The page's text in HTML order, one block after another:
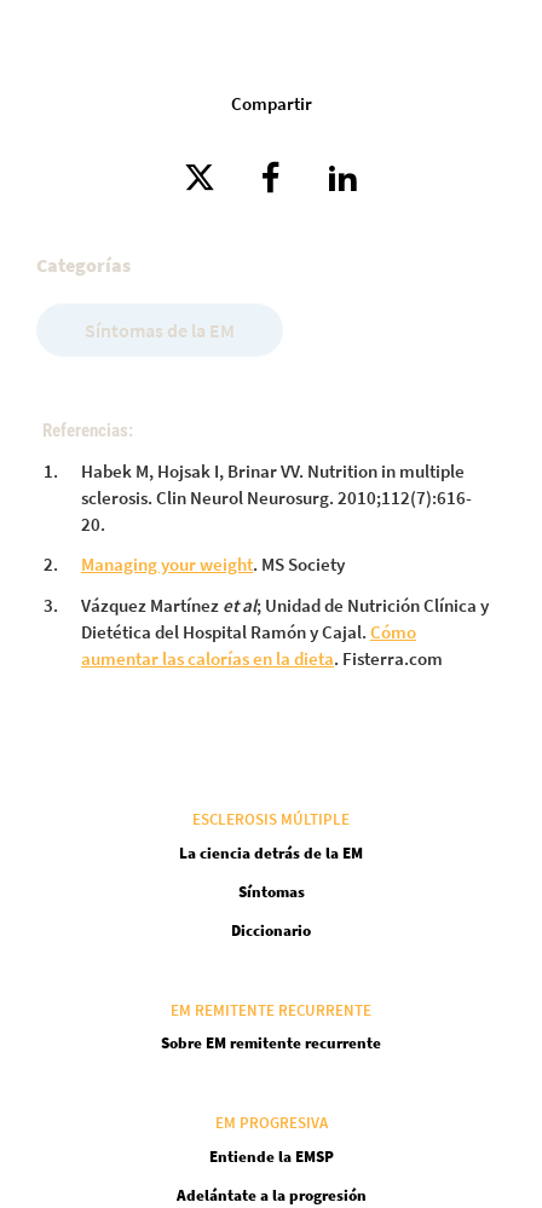
Compartir
Categorías
Síntomas de la EM
Referencias:
Habek M, Hojsak I, Brinar VV. Nutrition in multiple
sclerosis. Clin Neurol Neurosurg. 2010;112(7):616-
20.
Managing your weight. MS Society
Vázquez Martínez et al; Unidad de Nutrición Clínica y
Dietética del Hospital Ramón y Cajal. Cómo
aumentar las calorías en la dieta. Fisterra.com
ESCLEROSIS MÚLTIPLE
La ciencia detrás de la EM
Síntomas
Diccionario
EM REMITENTE RECURRENTE
Sobre EM remitente recurrente
EM PROGRESIVA
Entiende la EMSP
Adelántate a la progresión